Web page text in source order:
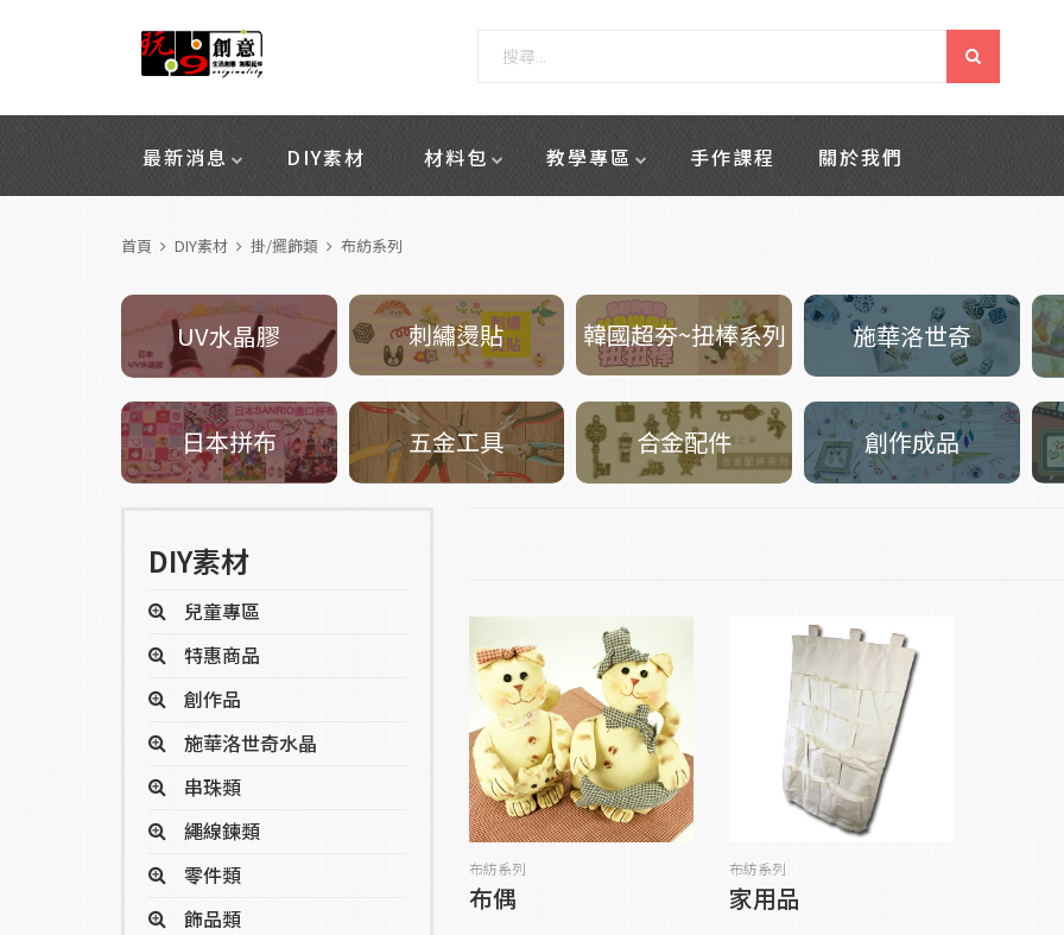
最新消息 DIY素材 材料包 教學專區 手作課程 關於我們
首頁 DIY素材 掛/擺飾類 布紡系列
UV水晶膠 刺繡燙貼 韓國超夯~扭棒系列 施華洛世奇
日本拼布 五金工具 合金配件 創作成品
布紡系列
布偶
布紡系列
家用品
DIY素材
兒童專區
特惠商品
創作品
施華洛世奇水晶
串珠類
繩線鍊類
零件類
飾品類